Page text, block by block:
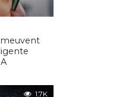
1.7K